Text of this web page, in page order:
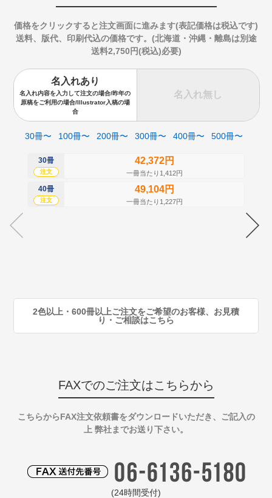
価格をクリックすると注文画面に進みます(表記価格は税込です)
送料、版代、印刷代込の価格です。(北海道・沖縄・離島は別途
送料2,750円(税込)必要)
名入れあり
名入れ内容を入力して注文の場合/昨年の
原稿をご利用の場合/Illustrator入稿の場
合
名入れ無し
30冊〜 100冊〜 200冊〜 300冊〜 400冊〜 500冊〜
30冊
注文
42,372円
一冊当たり1,412円
40冊
注文
49,104円
一冊当たり1,227円
2色以上・600冊以上ご注文をご希望のお客様、お見積
り・ご相談はこちら
FAXでのご注文はこちらから
こちらからFAX注文依頼書をダウンロードいただき、ご記入の
上 弊社までお送り下さい。
(24時間受付)